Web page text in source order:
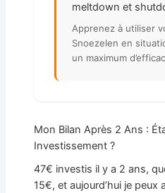
meltdown et
Apprenez à utiliser
Snoezelen en
un maximum
Mon Bilan Après 2 Ans :
Investissement ?
47€ investis il y a 2 ans,
15€, et aujourd’hui je peux